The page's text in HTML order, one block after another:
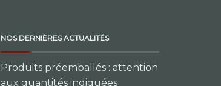
NOS DERNIÈRES ACTUALITÉS
Produits préemballés : attention
aux quantités indiquées